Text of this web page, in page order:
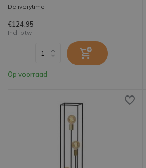
Deliverytime
€124,95
Incl. btw
Op voorraad